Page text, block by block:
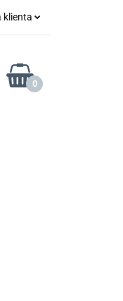
klienta
się
0